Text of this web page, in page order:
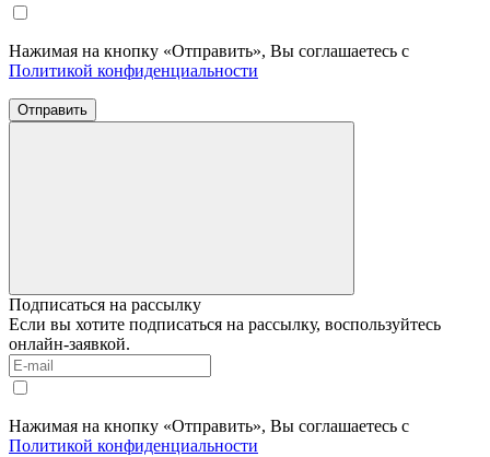
Нажимая на кнопку «Отправить», Вы соглашаетесь с
Политикой конфиденциальности
Отправить
Подписаться на рассылку
Если вы хотите подписаться на рассылку, воспользуйтесь
онлайн-заявкой.
Нажимая на кнопку «Отправить», Вы соглашаетесь с
Политикой конфиденциальности